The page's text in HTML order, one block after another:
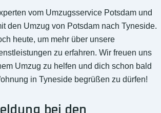
vom Umzugsservice Potsdam und
den Umzug von Potsdam nach Tyneside.
heute, um mehr über unsere
zu erfahren. Wir freuen uns
Umzug zu helfen und dich schon bald
in Tyneside begrüßen zu dürfen!